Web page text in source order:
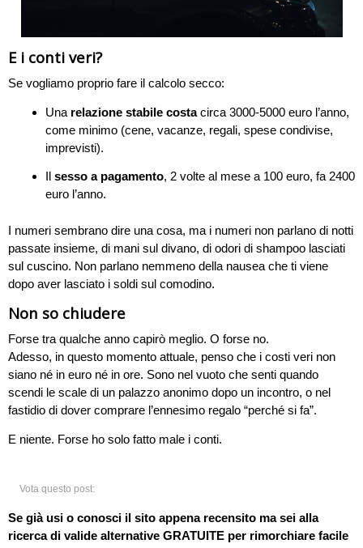
E i conti veri?
Se vogliamo proprio fare il calcolo secco:
Una relazione stabile costacirca 3000-5000 euro l’anno,
come minimo (cene, vacanze, regali, spese condivise,
imprevisti).
Ilsesso a pagamento, 2 volte al mese a 100 euro, fa 2400
euro l’anno.
I numeri sembrano dire una cosa, ma i numeri non parlano di notti
passate insieme, di mani sul divano, di odori di shampoo lasciati
sul cuscino. Non parlano nemmeno della nausea che ti viene
dopo aver lasciato i soldi sul comodino.
Non so chiudere
Forse tra qualche anno capirò meglio. O forse no.
Adesso, in questo momento attuale, penso che i costi veri non
siano né in euro né in ore. Sono nel vuoto che senti quando
scendi le scale di un palazzo anonimo dopo un incontro, o nel
fastidio di dover comprare l’ennesimo regalo “perché si fa”.
E niente. Forse ho solo fatto male i conti.
Vota questo post:
Se già usi o conosci il sito appena recensito ma sei alla
ricerca di valide alternative GRATUITE per rimorchiare facile